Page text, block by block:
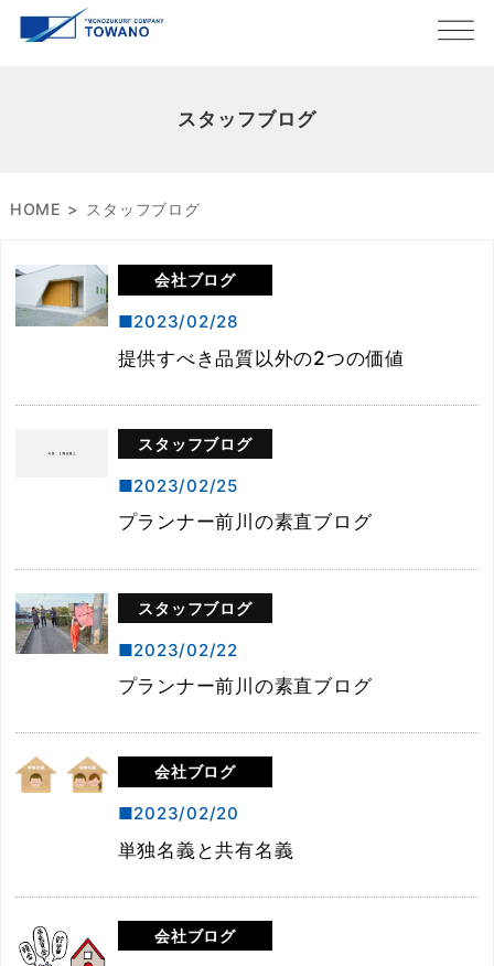
スタッフブログ
HOME スタッフブログ
会社ブログ
2023/02/28
提供すべき品質以外の2つの価値
スタッフブログ
2023/02/25
プランナー前川の素直ブログ
スタッフブログ
2023/02/22
プランナー前川の素直ブログ
会社ブログ
2023/02/20
単独名義と共有名義
会社ブログ